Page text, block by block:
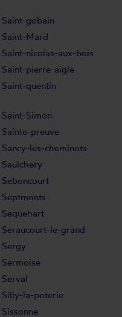
Saint-gobain
Saint-Mard
Saint-nicolas-aux-bois
Saint-pierre-aigle
Saint-quentin
Saint-Simon
Sainte-preuve
Sancy-les-cheminots
Saulchery
Seboncourt
Septmonts
Sequehart
Seraucourt-le-grand
Sergy
Sermoise
Serval
Silly-la-poterie
Sissonne